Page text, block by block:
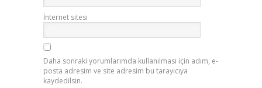
İnternet sitesi
Daha sonraki yorumlarımda kullanılması için adım, e-
posta adresim ve site adresim bu tarayıcıya
kaydedilsin.